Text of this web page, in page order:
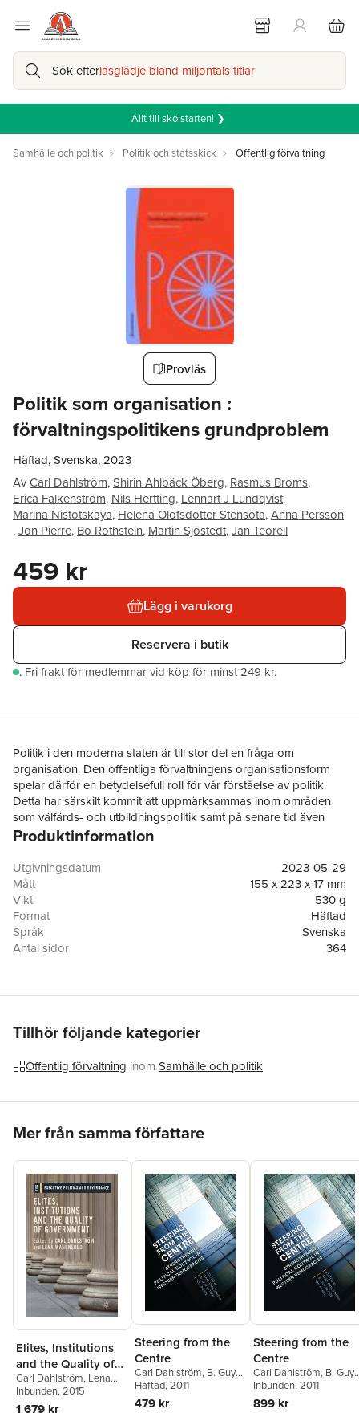
Sök efterläsglädje bland miljontals titlar
Allt till skolstarten! ❯
Samhälle och politik Politik och statsskick Offentlig förvaltning
Provläs
Politik som organisation :
förvaltningspolitikens grundproblem
Häftad, Svenska, 2023
AvCarl Dahlström,Shirin Ahlbäck Öberg, Rasmus Broms,
Erica Falkenström, Nils Hertting, Lennart J Lundqvist,
Marina Nistotskaya, Helena Olofsdotter Stensöta,Anna Persson
,Jon Pierre, Bo Rothstein, Martin Sjöstedt,Jan Teorell
459 kr
Lägg i varukorg
Reservera i butik
. Fri frakt för medlemmar vid köp för minst 249 kr.
Politik i den moderna staten är till stor del en fråga om
organisation. Den offentliga förvaltningens organisationsform
spelar därför en betydelsefull roll för vår förståelse av politik.
Detta har särskilt kommit att uppmärksammas inom områden
som välfärds- och utbildningspolitik samt på senare tid även
vad gäller frågor om fattigdomsbekämpning i utvecklingsländer.
kontroll av för­valtningen, och hur förvaltningen genomför
politiska beslut utgör centrala problem i såväl utvecklingsländer
som i de välmående demokratierna. Inom många
politikområden är det en öppen fråga var den offentliga makten
faktiskt är belägen: hos politikerna, hos internationella och
centrala tjänstemän eller hos de lokala tjänstemän som direkt
Politik som organisation är en uppskattad lärobok som nu ges
annat ett kapitel om etik i offentlig förvaltning tillkommit. Boken,
som ger en problemorienterad översikt över ett antal områden
inom den statsvetenskapliga analysen av den offentliga
förvaltningen, är tänkt som en introduktion i ämnet.
Sjunde upplagan
Produktinformation
Utgivningsdatum
2023-05-29
Mått
155 x 223 x 17 mm
Vikt
530 g
Format
Häftad
Språk
Svenska
Antal sidor
364
Medarbetare
KarlStefan Andersson
Tillhör följande kategorier
Offentlig förvaltning inom Samhälle och politik
Mer från samma författare
Elites, Institutions
and the Quality of
Government
Carl Dahlström, Lena
Wängnerud
Inbunden, 2015
1 679 kr
Steering from the
Centre
Carl Dahlström, B. Guy
Peters,Jon Pierre
Häftad, 2011
479 kr
Steering from the
Centre
Carl Dahlström, B. Guy
Peters,Jon Pierre
Inbunden, 2011
899 kr